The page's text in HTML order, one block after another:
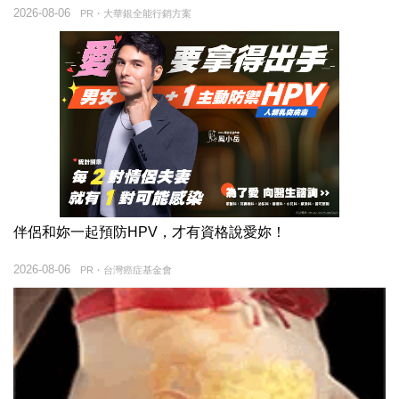
PR・大華銀全能行銷方案
2026-08-06
伴侶和妳一起預防HPV，才有資格說愛妳！
PR・台灣癌症基金會
2026-08-06